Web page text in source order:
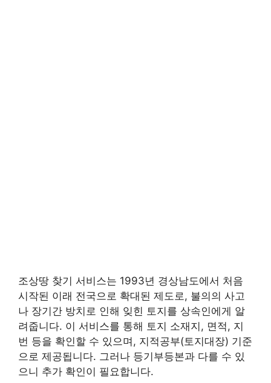
조상땅 찾기 서비스는 1993년 경상남도에서 처음
시작된 이래 전국으로 확대된 제도로, 불의의 사고
나 장기간 방치로 인해 잊힌 토지를 상속인에게 알
려줍니다. 이 서비스를 통해 토지 소재지, 면적, 지
번 등을 확인할 수 있으며, 지적공부(토지대장) 기준
으로 제공됩니다. 그러나 등기부등본과 다를 수 있
으니 추가 확인이 필요합니다.